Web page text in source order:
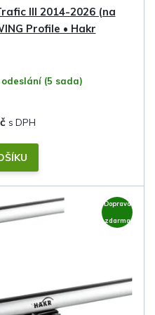
III 2014-2026 (na
Profile • Hakr
odeslání (5 sada)
Doprava
zdarma